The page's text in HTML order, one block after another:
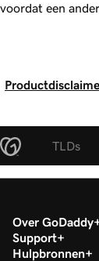
voordat een
TLDs
Over GoDaddy
Support
Hulpbronnen